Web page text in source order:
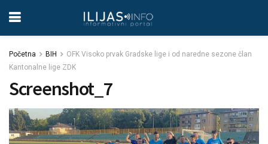
Početna BIH
OFK Visoko prvak Gradske lige i od naredne sezone član
Kantonalne lige ZDK
Screenshot_7